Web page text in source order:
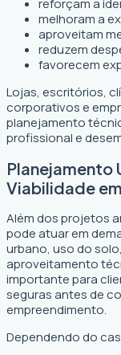
reforçam a
melhoram a
aproveitam
reduzem
favorecem
Lojas, escritórios,
corporativos e
planejamento
profissional e
Planejamento
Viabilidade
Além dos projetos
pode atuar em
urbano, uso do
aproveitamento
importante para
seguras antes de
empreendimento.
Dependendo do